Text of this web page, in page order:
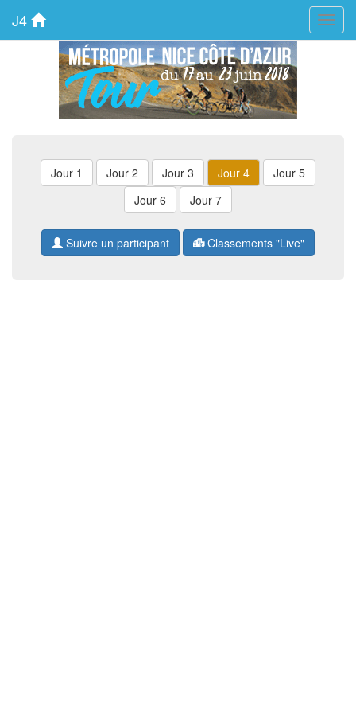
Menu
J4
Jour 1 Jour 2 Jour 3 Jour 4
Jour 5
Jour 6
Jour 7
Suivre un participant Classements "Live"